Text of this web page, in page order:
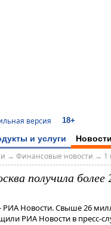
версия 18+
и услуги Новости
→ Финансовые новости → 1
получила
Новости. Свыше 26
РИА Новости в пресс-